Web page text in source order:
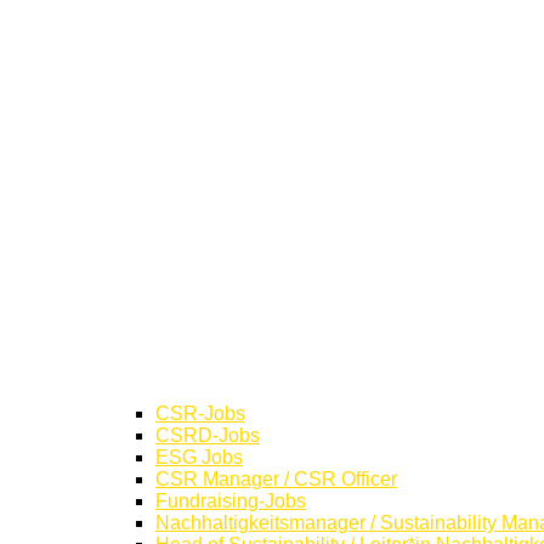
CSR-Jobs
CSRD-Jobs
ESG Jobs
CSR Manager / CSR Officer
Fundraising-Jobs
Nachhaltigkeitsmanager / Sustainability